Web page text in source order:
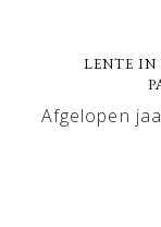
LENTE IN
Afgelopen